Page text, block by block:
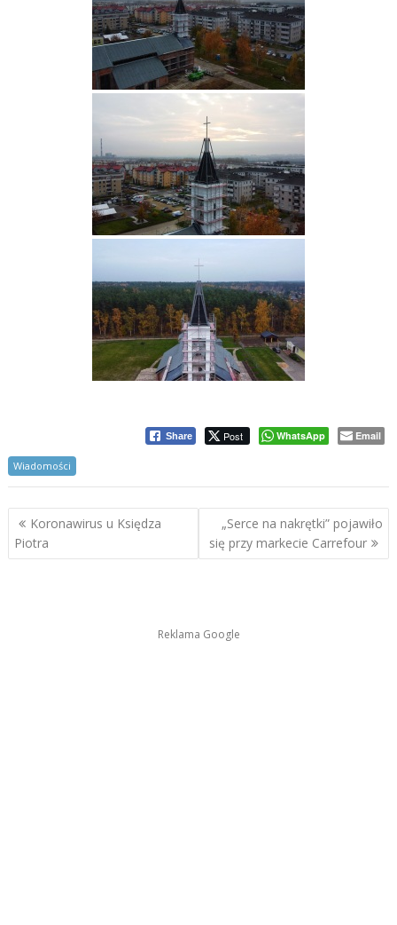
Share Post WhatsApp Email
Wiadomości
Nawigacja
wpisu
Koronawirus u Księdza
Piotra
„Serce na nakrętki” pojawiło
się przy markecie Carrefour
Reklama Google